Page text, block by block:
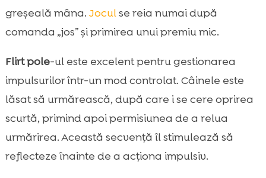
greșeală mâna. Joculse reia numai după
comanda „jos” și primirea unui premiu mic.
Flirt pole-ul este excelent pentru gestionarea
impulsurilor într-un mod controlat. Câinele este
lăsat să urmărească, după care i se cere oprirea
scurtă, primind apoi permisiunea de a relua
urmărirea. Această secvență îl stimulează să
reflecteze înainte de a acționa impulsiv.